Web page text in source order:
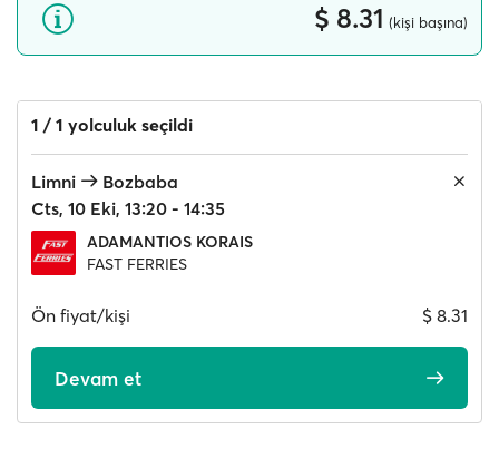
$ 8.31 (kişi başına)
1 / 1 yolculuk seçildi
Limni
Bozbaba
Cts, 10 Eki, 13:20 - 14:35
ADAMANTIOS KORAIS
FAST FERRIES
Ön fiyat/kişi $ 8.31
Devam et